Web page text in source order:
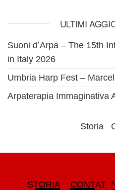
ULTIMI
Suoni d’Arpa – The 15th
in Italy 2026
Umbria Harp Fest –
Arpaterapia Immaginativa
Storia
STORIA
CONTAT